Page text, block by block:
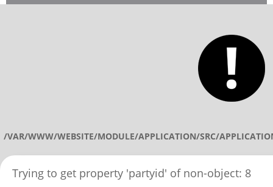
/VAR/WWW/WEBSITE/MODULE/APPLICATION/SRC/
Trying to get property 'partyid' of non-object: 8